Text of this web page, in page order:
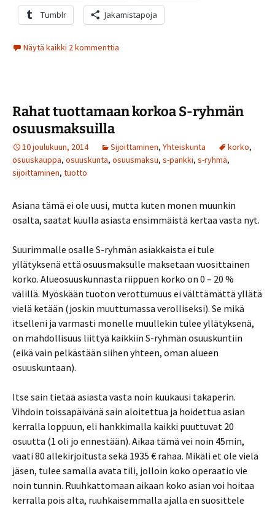
Tumblr Jakamistapoja
Näytä kaikki 2 kommenttia
Rahat tuottamaan korkoa S-ryhmän
osuusmaksuilla
10 joulukuun, 2014 Sijoittaminen, Yhteiskunta korko,
osuuskauppa, osuuskunta, osuusmaksu, s-pankki, s-ryhmä,
sijoittaminen, tuotto
Asiana tämä ei ole uusi, mutta kuten monen muunkin
osalta, saatat kuulla asiasta ensimmäistä kertaa vasta nyt.
Suurimmalle osalle S-ryhmän asiakkaista ei tule
yllätyksenä että osuusmaksulle maksetaan vuosittainen
korko. Alueosuuskunnasta riippuen korko on 0 – 20 %
välillä. Myöskään tuoton verottumuus ei välttämättä yllätä
vielä ketään (joskin muuttumassa verolliseksi). Se mikä
itselleni ja varmasti monelle muullekin tulee yllätyksenä,
on mahdollisuus liittyä kaikkiin S-ryhmän osuuskuntiin
(eikä vain pelkästään siihen yhteen, oman alueen
osuuskuntaan).
Itse sain tietää asiasta vasta noin kuukausi takaperin.
Vihdoin toissapäivänä sain aloitettua ja hoidettua asian
kerralla loppuun, eli hankkimalla kaikki puuttuvat 20
osuutta (1 oli jo ennestään). Aikaa tämä vei noin 45min,
vaati 80 allekirjoitusta sekä 1935 € rahaa. Mikäli et ole vielä
jäsen, tulee samalla avata tili, jolloin koko operaatio vie
noin tunnin. Ruuhkattomaan aikaan koko asian voi hoitaa
kerralla pois alta, ruuhkaisemmalla ajalla en suosittele